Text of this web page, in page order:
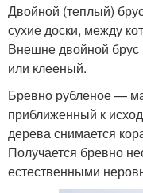
Двойной (теплый)
сухие доски, между
Внешне двойной
или клееный.
Бревно рубленое —
приближенный к
дерева снимается
Получается бревно
естественными